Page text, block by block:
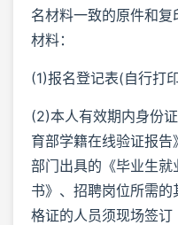
名材料一致的原件和
材料：
(1)报名登记表(自行打
(2)本人有效期内身份
育部学籍在线验证报
部门出具的《毕业生
书》、招聘岗位所需
格证的人员须现场签